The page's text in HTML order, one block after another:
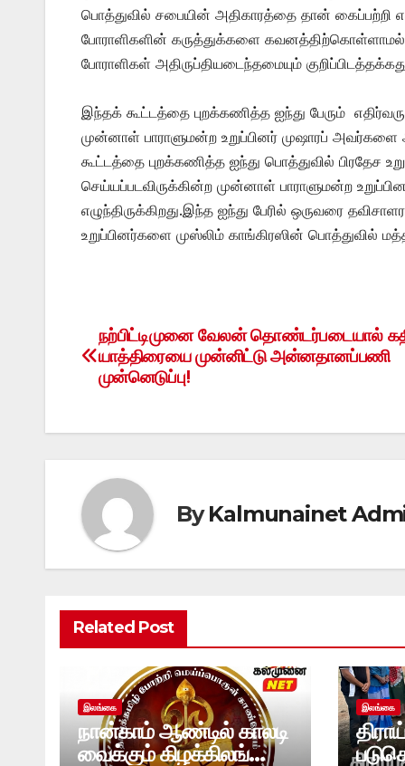
பொத்துவில் சபையின் அதிகாரத்தை தான்
போராளிகளின் கருத்துக்களை கவனத்திற்கொள்ளாமல்
போராளிகள் அதிருப்தியடைந்தமையும்
இந்தக் கூட்டத்தை புறக்கணித்த ஐந்து பேரும்
முன்னாள் பாராளுமன்ற உறுப்பினர் முஷாரப் அவர்களை
கூட்டத்தை புறக்கணித்த ஐந்து பொத்துவில் பிரதேச
செய்யப்படவிருக்கின்ற முன்னாள் பாராளுமன்ற
எழுந்திருக்கிறது.இந்த ஐந்து பேரில் ஒருவரை
உறுப்பினர்களை முஸ்லிம் காங்கிரஸின் பொத்துவில்
Post
navigation
நற்பிட்டிமுனை வேலன் தொண்டர்படையால்
யாத்திரையை முன்னிட்டு அன்னதானப்பணி
முன்னெடுப்பு!
ByKalmunainet
Related Post
இலங்கை
நான்காம் ஆண்டில் காலடி
வைக்கும் கிழக்கிலங்கை
இலங்கை